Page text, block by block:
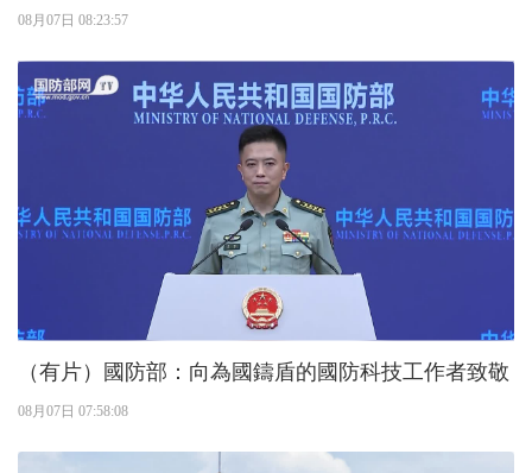
08月07日 08:23:57
（有片）國防部：向為國鑄盾的國防科技工作者致敬
08月07日 07:58:08